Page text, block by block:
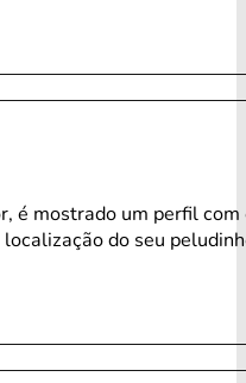
é mostrado um perfil com
do seu